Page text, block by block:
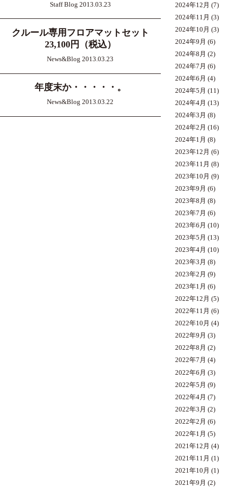
Staff Blog 2013.03.23
クルール専用フロアマットセット
23,100円（税込）
News&Blog 2013.03.23
年度末か・・・・・。
News&Blog 2013.03.22
2024年12月 (7)
2024年11月 (3)
2024年10月 (3)
2024年9月 (6)
2024年8月 (2)
2024年7月 (6)
2024年6月 (4)
2024年5月 (11)
2024年4月 (13)
2024年3月 (8)
2024年2月 (16)
2024年1月 (8)
2023年12月 (6)
2023年11月 (8)
2023年10月 (9)
2023年9月 (6)
2023年8月 (8)
2023年7月 (6)
2023年6月 (10)
2023年5月 (13)
2023年4月 (10)
2023年3月 (8)
2023年2月 (9)
2023年1月 (6)
2022年12月 (5)
2022年11月 (6)
2022年10月 (4)
2022年9月 (3)
2022年8月 (2)
2022年7月 (4)
2022年6月 (3)
2022年5月 (9)
2022年4月 (7)
2022年3月 (2)
2022年2月 (6)
2022年1月 (5)
2021年12月 (4)
2021年11月 (1)
2021年10月 (1)
2021年9月 (2)